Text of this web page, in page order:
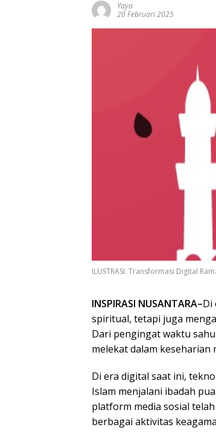
Yaya
20 Februari 2025
ILUSTRASI. Transformasi Digital
INSPIRASI NUSANTARA–Di
spiritual, tetapi juga
Dari pengingat waktu
melekat dalam keseharian
Di era digital saat ini,
Islam menjalani ibadah
platform media sosial
berbagai aktivitas